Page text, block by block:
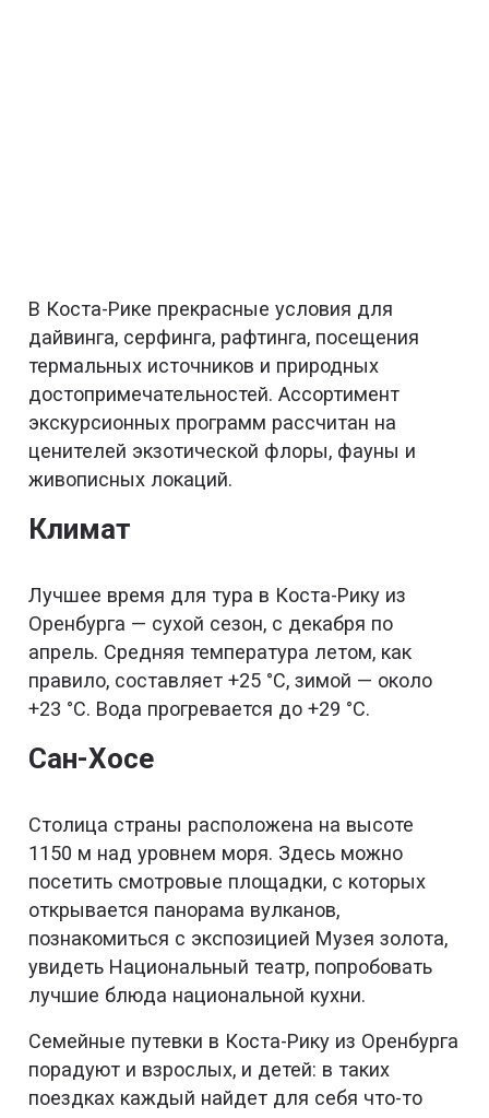
В Коста-Рике прекрасные условия для
дайвинга, серфинга, рафтинга, посещения
термальных источников и природных
достопримечательностей. Ассортимент
экскурсионных программ рассчитан на
ценителей экзотической флоры, фауны и
живописных локаций.
Климат
Лучшее время для тура в Коста-Рику из
Оренбурга — сухой сезон, с декабря по
апрель. Средняя температура летом, как
правило, составляет +25 °C, зимой — около
+23 °C. Вода прогревается до +29 °С.
Сан-Хосе
Столица страны расположена на высоте
1150 м над уровнем моря. Здесь можно
посетить смотровые площадки, с которых
открывается панорама вулканов,
познакомиться с экспозицией Музея золота,
увидеть Национальный театр, попробовать
лучшие блюда национальной кухни.
Семейные путевки в Коста-Рику из Оренбурга
порадуют и взрослых, и детей: в таких
поездках каждый найдет для себя что-то